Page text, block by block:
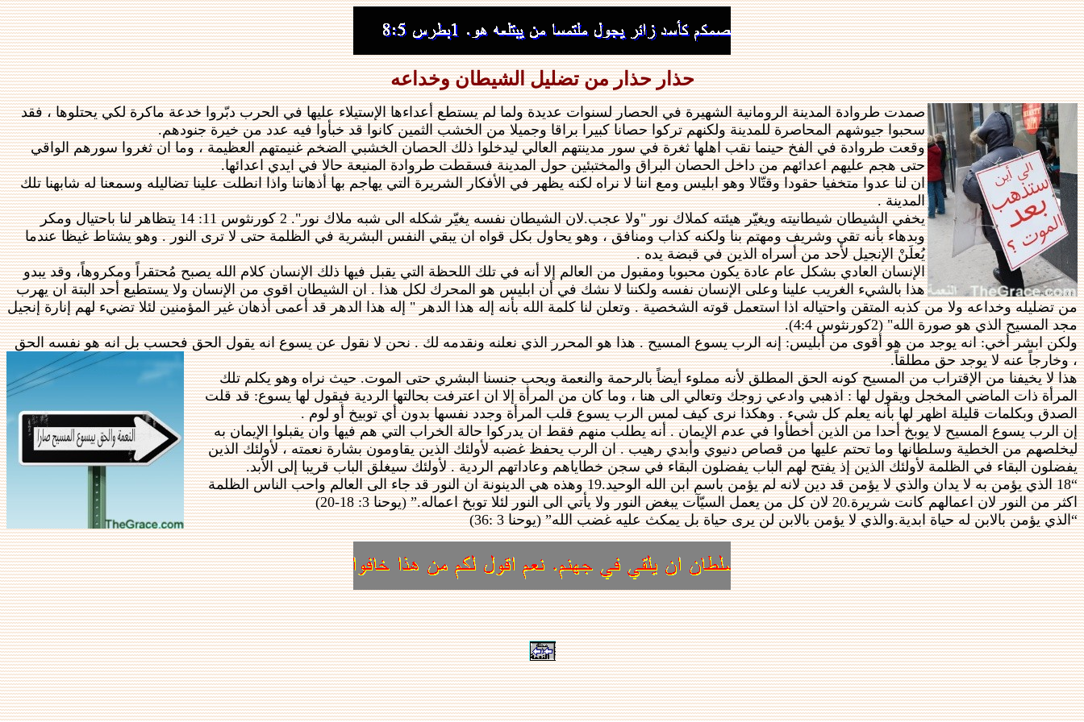
حذار حذار من تضليل الشيطان وخداعه
صمدت طروادة المدينة الرومانية الشهيرة في الحصار لسنوات عديدة ولما لم يستطع أعداءها الإستيلاء عليها في الحرب دبّروا خدعة ماكرة لكي يحتلوها ، فقد
سحبوا جيوشهم المحاصرة للمدينة ولكنهم تركوا حصانا كبيرا براقا وجميلا من الخشب الثمين كانوا قد خبأوا فيه عدد من خيرة جنودهم.
وقعت طروادة في الفخ حينما نقب اهلها ثغرة في سور مدينتهم العالي ليدخلوا ذلك الحصان الخشبي الضخم غنيمتهم العظيمة ، وما ان ثغروا سورهم الواقي
حتى هجم عليهم اعدائهم من داخل الحصان البراق والمختبئين حول المدينة فسقطت طروادة المنيعة حالا في ايدي اعدائها.
ان لنا عدوا متخفيا حقودا وقتّالا وهو ابليس ومع اننا لا نراه لكنه يظهر في الأفكار الشريرة التي يهاجم بها أذهاننا واذا انطلت علينا تضاليله وسمعنا له شابهنا تلك
المدينة .
يخفي الشيطان شيطانيته ويغيّر هيئته كملاك نور "ولا عجب.لان الشيطان نفسه يغيّر شكله الى شبه ملاك نور". 2 كورنثوس 11: 14 يتظاهر لنا باحتيال ومكر
وبدهاء بأنه تقي وشريف ومهتم بنا ولكنه كذاب ومنافق ، وهو يحاول بكل قواه ان يبقي النفس البشرية في الظلمة حتى لا ترى النور . وهو يشتاط غيظا عندما
يُعلَنْ الإنجيل لأحد من أسراه الذين في قبضة يده .
الإنسان العادي بشكل عام عادة يكون محبوبا ومقبول من العالم إلا أنه في تلك اللحظة التي يقبل فيها ذلك الإنسان كلام الله يصبح مُحتقراً ومكروهاً، وقد يبدو
هذا بالشيء الغريب علينا وعلى الإنسان نفسه ولكننا لا نشك في أن ابليس هو المحرك لكل هذا . ان الشيطان اقوى من الإنسان ولا يستطيع أحد البتة ان يهرب
من تضليله وخداعه ولا من كذبه المتقن واحتياله اذا استعمل قوته الشخصية . وتعلن لنا كلمة الله بأنه إله هذا الدهر " إله هذا الدهر قد أعمى أذهان غير المؤمنين لئلا تضيء لهم إنارة إنجيل
مجد المسيح الذي هو صورة الله" (2كورنثوس 4:4).
ولكن ابشر أخي: انه يوجد من هو أقوى من أبليس: إنه الرب يسوع المسيح . هذا هو المحرر الذي نعلنه ونقدمه لك . نحن لا نقول عن يسوع انه يقول الحق فحسب بل انه هو نفسه الحق
، وخارجاً عنه لا يوجد حق مطلقاً.
هذا لا يخيفنا من الإقتراب من المسيح كونه الحق المطلق لأنه مملوء أيضاً بالرحمة والنعمة ويحب جنسنا البشري حتى الموت. حيث نراه وهو يكلم تلك
المرأة ذات الماضي المخجل ويقول لها : اذهبي وادعي زوجك وتعالي الى هنا ، وما كان من المرأة إلا ان اعترفت بحالتها الردية فيقول لها يسوع: قد قلت
الصدق وبكلمات قليلة اظهر لها بأنه يعلم كل شيء . وهكذا نرى كيف لمس الرب يسوع قلب المرأة وجدد نفسها بدون أي توبيخ أو لوم .
إن الرب يسوع المسيح لا يوبخ أحدا من الذين أخطأوا في عدم الإيمان . أنه يطلب منهم فقط ان يدركوا حالة الخراب التي هم فيها وان يقبلوا الإيمان به
ليخلصهم من الخطية وسلطانها وما تحتم عليها من قصاص دنيوي وأبدي رهيب . ان الرب يحفظ غضبه لأولئك الذين يقاومون بشارة نعمته ، لأولئك الذين
يفضلون البقاء في الظلمة لأولئك الذين إذ يفتح لهم الباب يفضلون البقاء في سجن خطاياهم وعاداتهم الردية . لأولئك سيغلق الباب قريبا إلى الأبد.
“18 الذي يؤمن به لا يدان والذي لا يؤمن قد دين لانه لم يؤمن باسم ابن الله الوحيد.19 وهذه هي الدينونة ان النور قد جاء الى العالم واحب الناس الظلمة
اكثر من النور لان اعمالهم كانت شريرة.20 لان كل من يعمل السيّآت يبغض النور ولا يأتي الى النور لئلا توبخ اعماله.” (يوحنا 3: 18-20)
“الذي يؤمن بالابن له حياة ابدية.والذي لا يؤمن بالابن لن يرى حياة بل يمكث عليه غضب الله” (يوحنا 3 :36)